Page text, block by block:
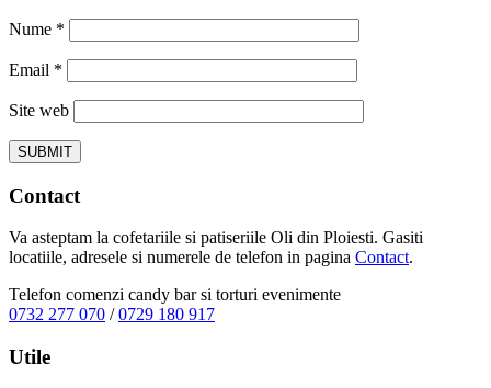
Nume *
Email *
Site web
Contact
Va asteptam la cofetariile si patiseriile Oli din Ploiesti. Gasiti
locatiile, adresele si numerele de telefon in pagina Contact.
Telefon comenzi candy bar si torturi evenimente
0732 277 070 /0729 180 917
Utile